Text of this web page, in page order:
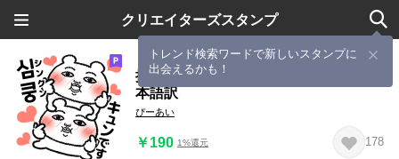
クリエイターズスタンプ
トレンド検索ワードで新しいスタンプに
出会えるかも！
推しが好きすぎて辛い2♡韓国語♡日
本語訳
ぴーあい
￥190 1%還元 178